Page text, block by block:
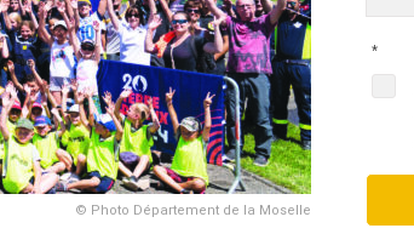
© Photo Département de la Moselle
*